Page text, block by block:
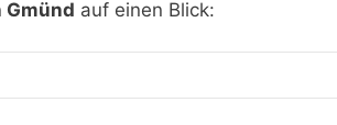
Gmünd auf einen Blick: